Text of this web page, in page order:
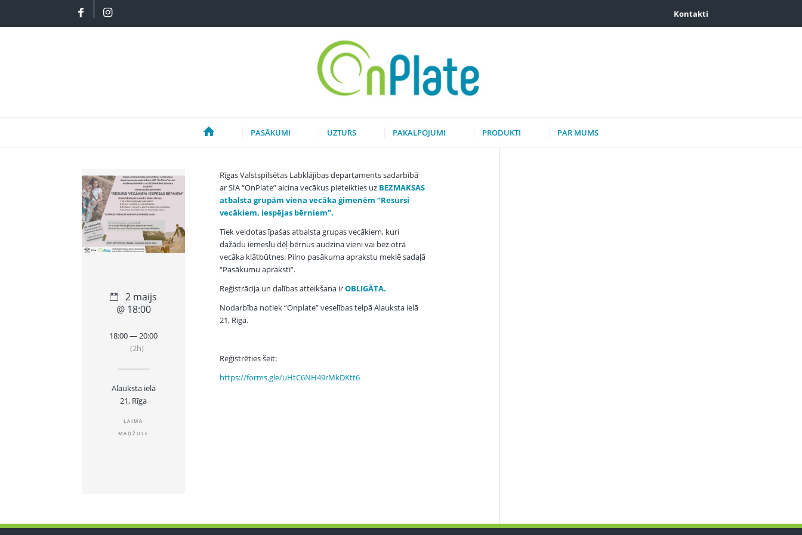
Kontakti
PASĀKUMI UZTURS PAKALPOJUMI PRODUKTI PAR MUMS
Rīgas Valstspilsētas Labklājības departaments sadarbībā
ar SIA “OnPlate” aicina vecākus pieteikties uz BEZMAKSAS
atbalsta grupām viena vecāka ģimenēm “Resursi
vecākiem, iespējas bērniem”.
Tiek veidotas īpašas atbalsta grupas vecākiem, kuri
dažādu iemeslu dēļ bērnus audzina vieni vai bez otra
vecāka klātbūtnes. Pilno pasākuma aprakstu meklē sadaļā
“Pasākumu apraksti”.
Reģistrācija un dalības atteikšana irOBLIGĀTA.
Nodarbība notiek “Onplate” veselības telpā Alauksta ielā
21, Rīgā.
Reģistrēties šeit:
https://forms.gle/uHtC6NH49rMkDKtt6
2 maijs
@ 18:00
18:00 — 20:00
(2h)
Alauksta iela
21, Rīga
LAIMA
MADŽULE